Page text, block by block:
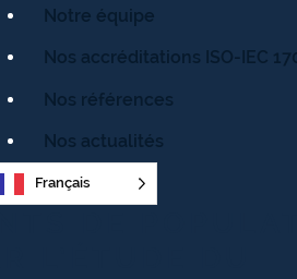
Notre équipe
Nos accréditations ISO-IEC
Nos références
Nos actualités
Français